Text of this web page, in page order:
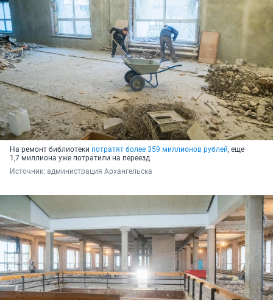
На ремонт библиотеки потратят более 359 миллионов рублей, еще
1,7 миллиона уже потратили на переезд
Источник: администрация Архангельска